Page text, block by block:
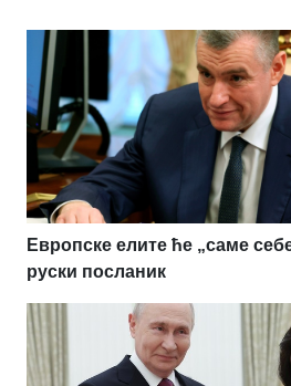
Европске елите ће „саме
руски посланик